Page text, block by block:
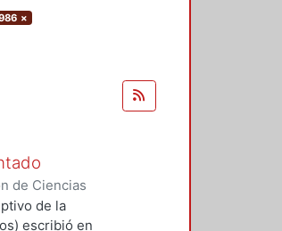
×
de Ciencias
,1986
de la
escribió en